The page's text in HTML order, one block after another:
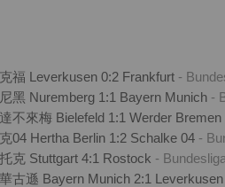
福 Leverkusen 0:2 Frankfurt -
黑 Nuremberg 1:1 Bayern Munich -
不來梅 Bielefeld 1:1 Werder Bremen
04 Hertha Berlin 1:2 Schalke 04 -
克 Stuttgart 4:1 Rostock -
古遜 Bayern Munich 2:1